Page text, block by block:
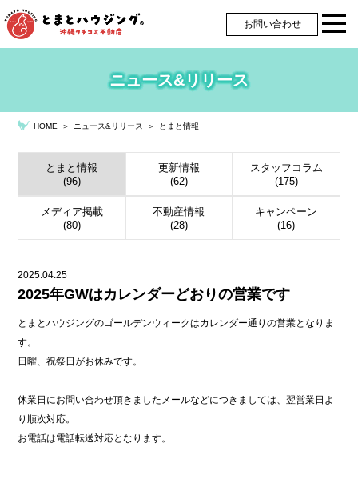
お問い合わせ
ニュース&リリース
HOME ＞ ニュース&リリース ＞ とまと情報
とまと情報
(96)
更新情報
(62)
スタッフコラム
(175)
メディア掲載
(80)
不動産情報
(28)
キャンペーン
(16)
2025.04.25
2025年GWはカレンダーどおりの営業です
とまとハウジングのゴールデンウィークはカレンダー通りの営業となりま
す。
日曜、祝祭日がお休みです。
休業日にお問い合わせ頂きましたメールなどにつきましては、翌営業日よ
り順次対応。
お電話は電話転送対応となります。